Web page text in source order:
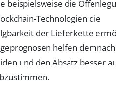
beispielsweise die
Technologien die
der Lieferkette
helfen
und den Absatz besser